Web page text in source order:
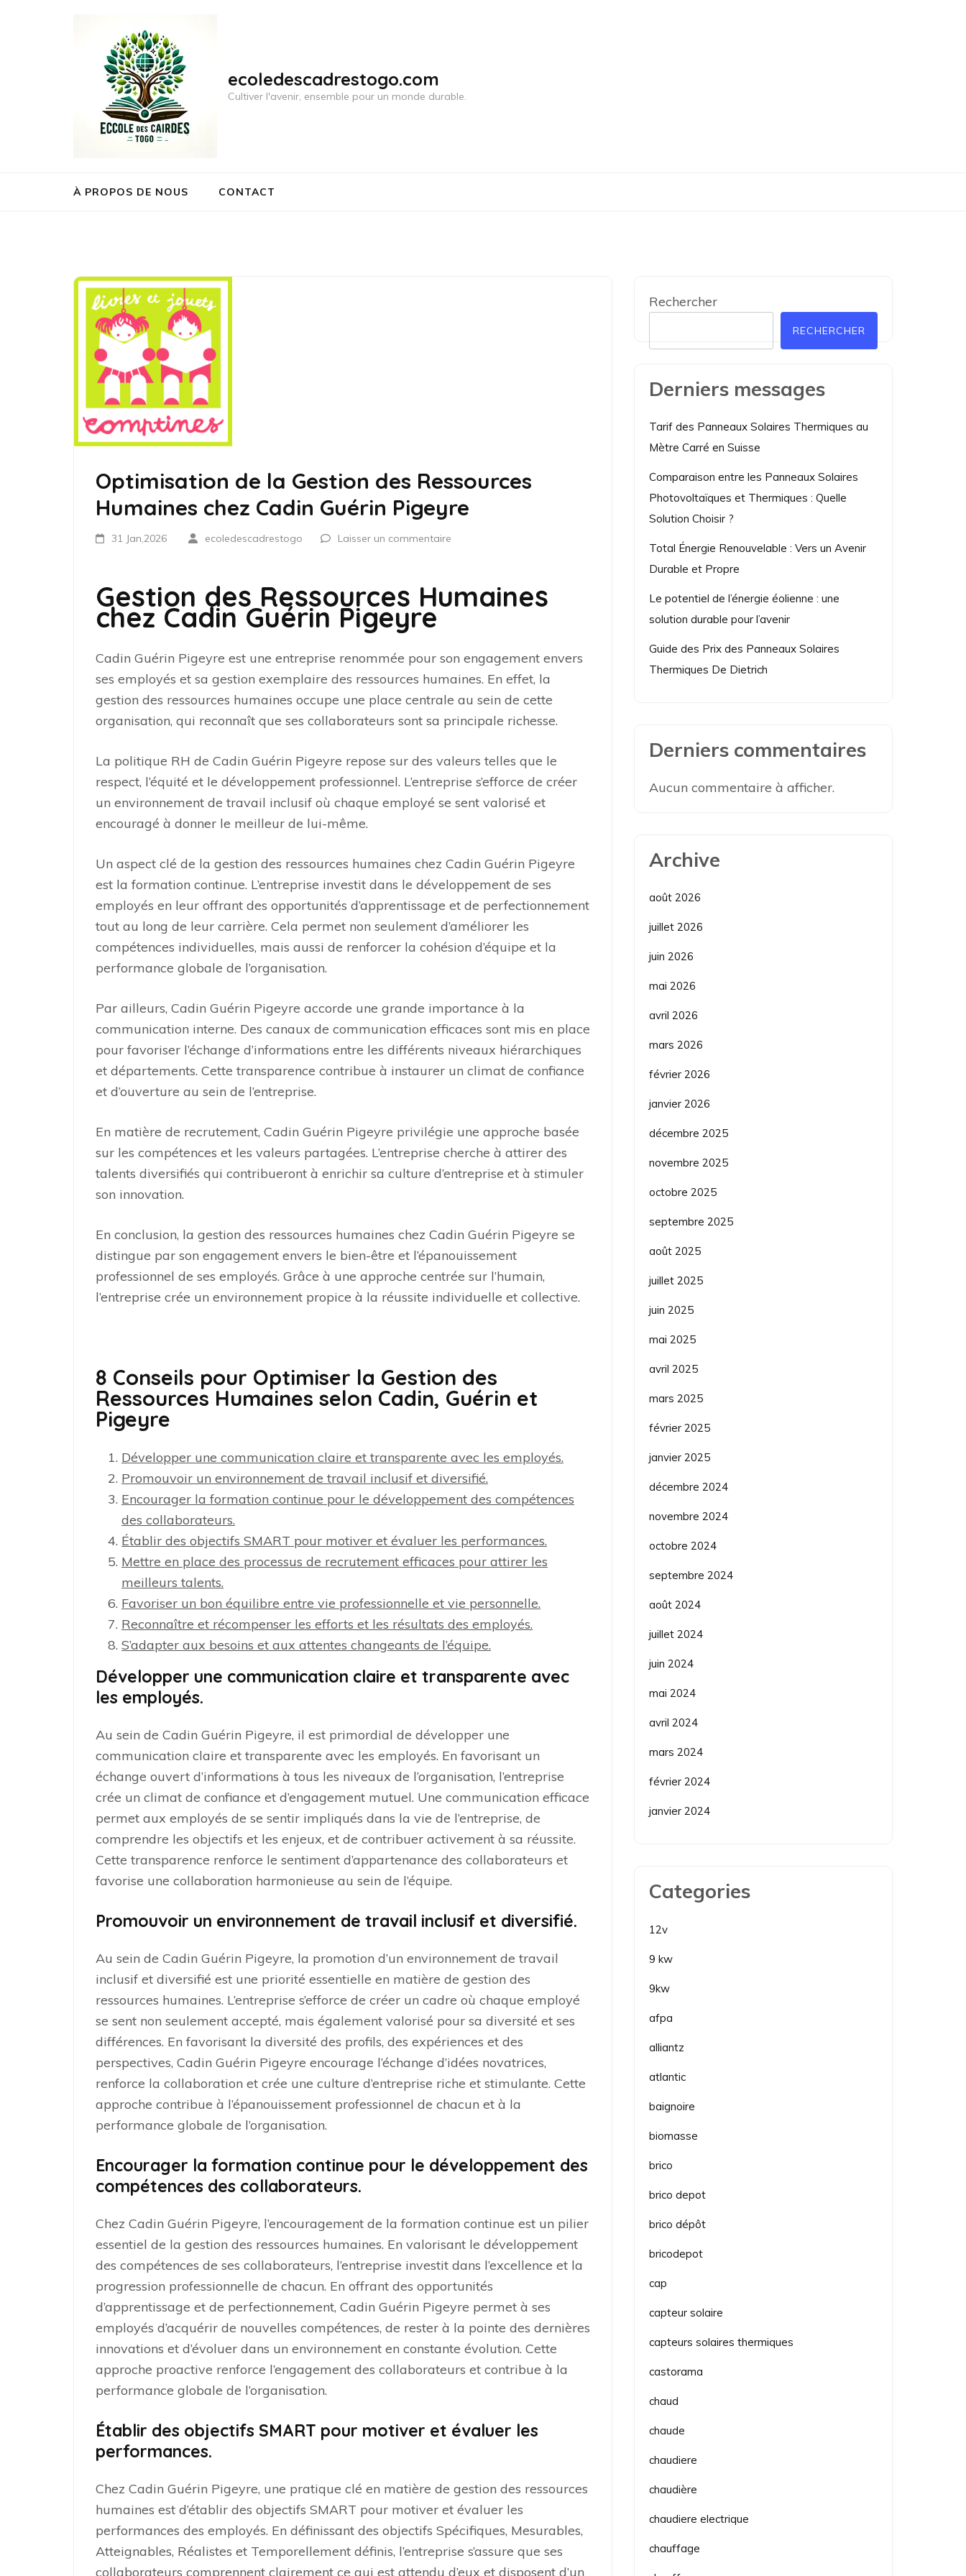
ecoledescadrestogo.com
Cultiver l'avenir, ensemble pour un monde durable.
À PROPOS DE NOUS CONTACT
Optimisation de la Gestion des Ressources
Humaines chez Cadin Guérin Pigeyre
31 Jan,2026 ecoledescadrestogo Laisser un commentaire
Gestion des Ressources Humaines
chez Cadin Guérin Pigeyre
Cadin Guérin Pigeyre est une entreprise renommée pour son engagement envers
ses employés et sa gestion exemplaire des ressources humaines. En effet, la
gestion des ressources humaines occupe une place centrale au sein de cette
organisation, qui reconnaît que ses collaborateurs sont sa principale richesse.
La politique RH de Cadin Guérin Pigeyre repose sur des valeurs telles que le
respect, l’équité et le développement professionnel. L’entreprise s’efforce de créer
un environnement de travail inclusif où chaque employé se sent valorisé et
encouragé à donner le meilleur de lui-même.
Un aspect clé de la gestion des ressources humaines chez Cadin Guérin Pigeyre
est la formation continue. L’entreprise investit dans le développement de ses
employés en leur offrant des opportunités d’apprentissage et de perfectionnement
tout au long de leur carrière. Cela permet non seulement d’améliorer les
compétences individuelles, mais aussi de renforcer la cohésion d’équipe et la
performance globale de l’organisation.
Par ailleurs, Cadin Guérin Pigeyre accorde une grande importance à la
communication interne. Des canaux de communication efficaces sont mis en place
pour favoriser l’échange d’informations entre les différents niveaux hiérarchiques
et départements. Cette transparence contribue à instaurer un climat de confiance
et d’ouverture au sein de l’entreprise.
En matière de recrutement, Cadin Guérin Pigeyre privilégie une approche basée
sur les compétences et les valeurs partagées. L’entreprise cherche à attirer des
talents diversifiés qui contribueront à enrichir sa culture d’entreprise et à stimuler
son innovation.
En conclusion, la gestion des ressources humaines chez Cadin Guérin Pigeyre se
distingue par son engagement envers le bien-être et l’épanouissement
professionnel de ses employés. Grâce à une approche centrée sur l’humain,
l’entreprise crée un environnement propice à la réussite individuelle et collective.
8 Conseils pour Optimiser la Gestion des
Ressources Humaines selon Cadin, Guérin et
Pigeyre
Développer une communication claire et transparente avec les employés.
Promouvoir un environnement de travail inclusif et diversifié.
Encourager la formation continue pour le développement des compétences
des collaborateurs.
Établir des objectifs SMART pour motiver et évaluer les performances.
Mettre en place des processus de recrutement efficaces pour attirer les
meilleurs talents.
Favoriser un bon équilibre entre vie professionnelle et vie personnelle.
Reconnaître et récompenser les efforts et les résultats des employés.
S’adapter aux besoins et aux attentes changeants de l’équipe.
Développer une communication claire et transparente avec
les employés.
Au sein de Cadin Guérin Pigeyre, il est primordial de développer une
communication claire et transparente avec les employés. En favorisant un
échange ouvert d’informations à tous les niveaux de l’organisation, l’entreprise
crée un climat de confiance et d’engagement mutuel. Une communication efficace
permet aux employés de se sentir impliqués dans la vie de l’entreprise, de
comprendre les objectifs et les enjeux, et de contribuer activement à sa réussite.
Cette transparence renforce le sentiment d’appartenance des collaborateurs et
favorise une collaboration harmonieuse au sein de l’équipe.
Promouvoir un environnement de travail inclusif et diversifié.
Au sein de Cadin Guérin Pigeyre, la promotion d’un environnement de travail
inclusif et diversifié est une priorité essentielle en matière de gestion des
ressources humaines. L’entreprise s’efforce de créer un cadre où chaque employé
se sent non seulement accepté, mais également valorisé pour sa diversité et ses
différences. En favorisant la diversité des profils, des expériences et des
perspectives, Cadin Guérin Pigeyre encourage l’échange d’idées novatrices,
renforce la collaboration et crée une culture d’entreprise riche et stimulante. Cette
approche contribue à l’épanouissement professionnel de chacun et à la
performance globale de l’organisation.
Encourager la formation continue pour le développement des
compétences des collaborateurs.
Chez Cadin Guérin Pigeyre, l’encouragement de la formation continue est un pilier
essentiel de la gestion des ressources humaines. En valorisant le développement
des compétences de ses collaborateurs, l’entreprise investit dans l’excellence et la
progression professionnelle de chacun. En offrant des opportunités
d’apprentissage et de perfectionnement, Cadin Guérin Pigeyre permet à ses
employés d’acquérir de nouvelles compétences, de rester à la pointe des dernières
innovations et d’évoluer dans un environnement en constante évolution. Cette
approche proactive renforce l’engagement des collaborateurs et contribue à la
performance globale de l’organisation.
Établir des objectifs SMART pour motiver et évaluer les
performances.
Chez Cadin Guérin Pigeyre, une pratique clé en matière de gestion des ressources
humaines est d’établir des objectifs SMART pour motiver et évaluer les
performances des employés. En définissant des objectifs Spécifiques, Mesurables,
Atteignables, Réalistes et Temporellement définis, l’entreprise s’assure que ses
collaborateurs comprennent clairement ce qui est attendu d’eux et disposent d’un
Rechercher
RECHERCHER
Derniers messages
Tarif des Panneaux Solaires Thermiques au
Mètre Carré en Suisse
Comparaison entre les Panneaux Solaires
Photovoltaïques et Thermiques : Quelle
Solution Choisir ?
Total Énergie Renouvelable : Vers un Avenir
Durable et Propre
Le potentiel de l’énergie éolienne : une
solution durable pour l’avenir
Guide des Prix des Panneaux Solaires
Thermiques De Dietrich
Derniers commentaires
Aucun commentaire à afficher.
Archive
août 2026
juillet 2026
juin 2026
mai 2026
avril 2026
mars 2026
février 2026
janvier 2026
décembre 2025
novembre 2025
octobre 2025
septembre 2025
août 2025
juillet 2025
juin 2025
mai 2025
avril 2025
mars 2025
février 2025
janvier 2025
décembre 2024
novembre 2024
octobre 2024
septembre 2024
août 2024
juillet 2024
juin 2024
mai 2024
avril 2024
mars 2024
février 2024
janvier 2024
Categories
12v
9 kw
9kw
afpa
alliantz
atlantic
baignoire
biomasse
brico
brico depot
brico dépôt
bricodepot
cap
capteur solaire
capteurs solaires thermiques
castorama
chaud
chaude
chaudiere
chaudière
chaudiere electrique
chauffage